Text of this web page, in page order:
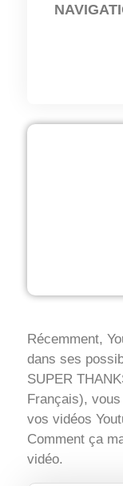
Récemment,
dans ses
SUPER
Français),
vos vidéos
Comment ça
vidéo.